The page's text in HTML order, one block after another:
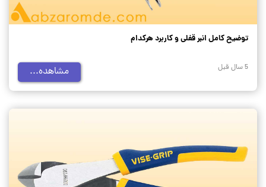
توضیح کامل انبر قفلی و کاربرد هرکدام
5 سال قبل مشاهده...